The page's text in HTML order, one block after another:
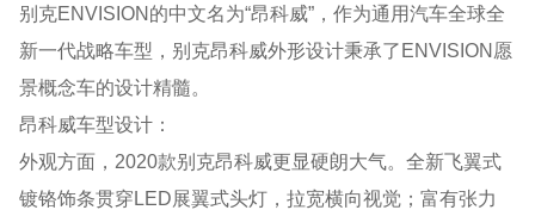
别克ENVISION的中文名为“昂科威”，作为通用汽车全球全
新一代战略车型，别克昂科威外形设计秉承了ENVISION愿
景概念车的设计精髓。
昂科威车型设计：
外观方面，2020款别克昂科威更显硬朗大气。全新飞翼式
镀铬饰条贯穿LED展翼式头灯，拉宽横向视觉；富有张力